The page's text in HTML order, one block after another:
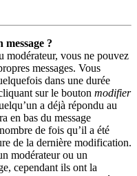
?
modérateur, vous ne pouvez
messages. Vous
dans une durée
sur le bouton modifier
a déjà répondu au
en bas du message
de fois qu’il a été
de la dernière modification.
modérateur ou un
cependant ils ont la